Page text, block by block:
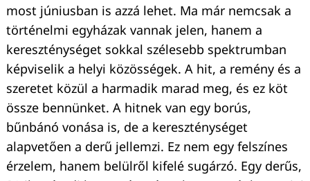
most júniusban is azzá lehet. Ma már nemcsak a
történelmi egyházak vannak jelen, hanem a
kereszténységet sokkal szélesebb spektrumban
képviselik a helyi közösségek. A hit, a remény és a
szeretet közül a harmadik marad meg, és ez köt
össze bennünket. A hitnek van egy borús,
bűnbánó vonása is, de a kereszténységet
alapvetően a derű jellemzi. Ez nem egy felszínes
érzelem, hanem belülről kifelé sugárzó. Egy derűs,